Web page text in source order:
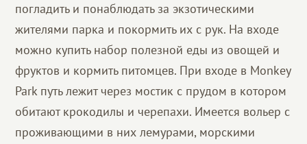
погладить и понаблюдать за экзотическими
жителями парка и покормить их с рук. На входе
можно купить набор полезной еды из овощей и
фруктов и кормить питомцев. При входе в Monkey
Park путь лежит через мостик с прудом в котором
обитают крокодилы и черепахи. Имеется вольер с
проживающими в них лемурами, морскими